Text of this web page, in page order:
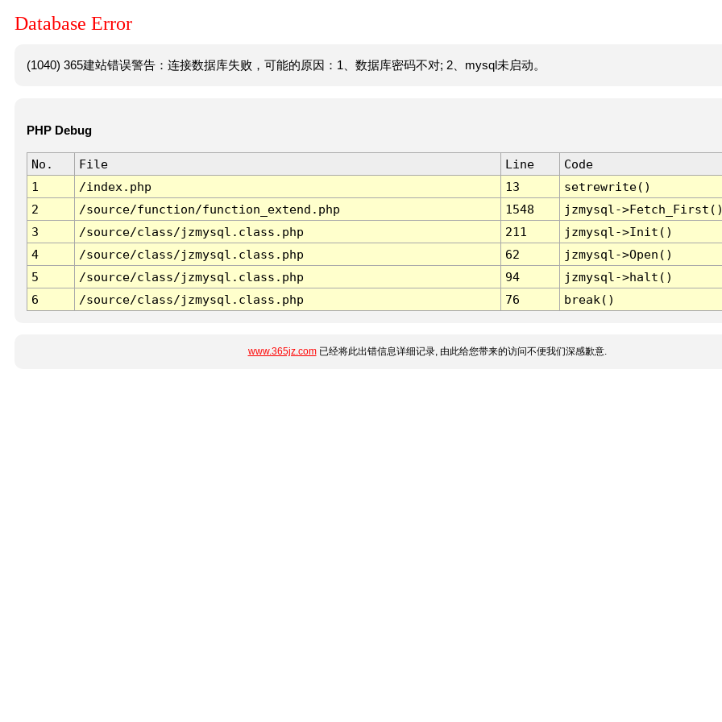
Database Error
(1040) 365建站错误警告：连接数据库失败，可能的原因：1、数据库密码不对; 2、mysql未启动。
PHP Debug
No. File Line
Code
1
/index.php 13
setrewrite()
2
/source/function/function_extend.php 1548
jzmysql-
3
/source/class/jzmysql.class.php 211
jzmysql->Init()
4
/source/class/jzmysql.class.php 62
jzmysql->Open()
5
/source/class/jzmysql.class.php 94
jzmysql->halt()
6
/source/class/jzmysql.class.php 76 break()
www.365jz.com已经将此出错信息详细记录, 由此给您带来的访问不便我们深感歉意.